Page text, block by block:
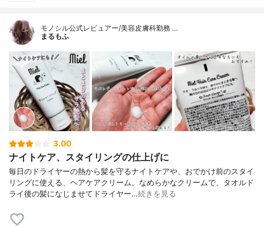
モノシル公式レビュアー/美容皮膚科勤務 …
まるもふ
3.00
ナイトケア、スタイリングの仕上げに
毎日のドライヤーの熱から髪を守るナイトケアや、おでかけ前のスタイ
リングに使える、ヘアケアクリーム。なめらかなクリームで、タオルド
ライ後の髪になじませてドライヤー…続きを見る